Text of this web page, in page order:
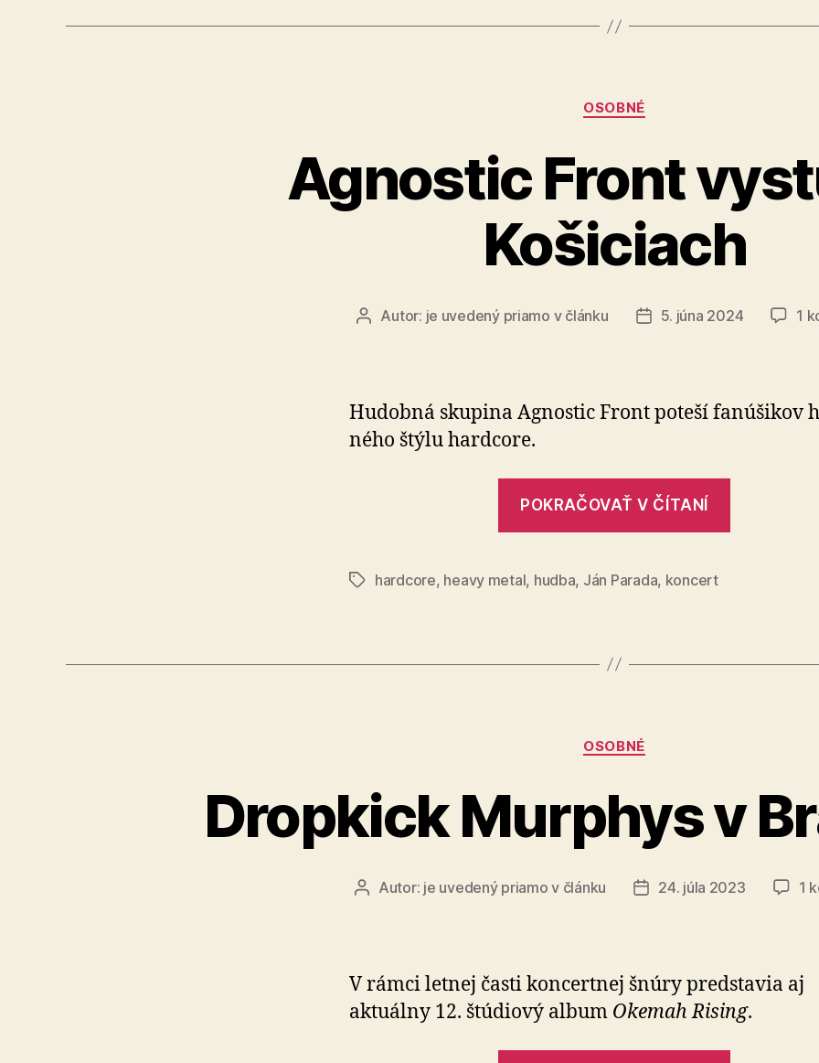
Kategórie
OSOBNÉ
Agnostic Front
Košiciach
AutorAutor: je uvedený priamo v článku
Dátum
5. júna 2024 1
Hudobná skupina Agnostic Front poteší fa­nú­ši­kov
né­ho štýlu hard­core.
POKRAČOVAŤ V ČÍTANÍ
Značkyhardcore, heavy metal, hudba, Ján Parada, koncert
Kategórie
OSOBNÉ
Dropkick Murphys v
AutorAutor: je uvedený priamo v článku
Dátum
24. júla 2023 1
V rámci letnej časti koncertnej šnúry predstavia aj
aktuálny 12. štúdiový album Okemah Rising.